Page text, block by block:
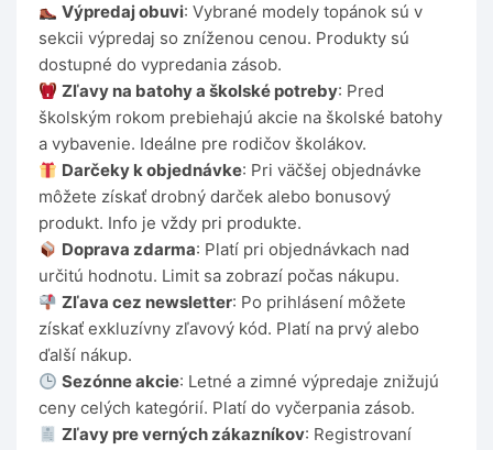
Výpredaj obuvi: Vybrané modely topánok sú v
sekcii výpredaj so zníženou cenou. Produkty sú
dostupné do vypredania zásob.
Zľavy na batohy a školské potreby: Pred
školským rokom prebiehajú akcie na školské batohy
a vybavenie. Ideálne pre rodičov školákov.
Darčeky k objednávke: Pri väčšej objednávke
môžete získať drobný darček alebo bonusový
produkt. Info je vždy pri produkte.
Doprava zdarma: Platí pri objednávkach nad
určitú hodnotu. Limit sa zobrazí počas nákupu.
Zľava cez newsletter: Po prihlásení môžete
získať exkluzívny zľavový kód. Platí na prvý alebo
ďalší nákup.
Sezónne akcie: Letné a zimné výpredaje znižujú
ceny celých kategórií. Platí do vyčerpania zásob.
Zľavy pre verných zákazníkov: Registrovaní